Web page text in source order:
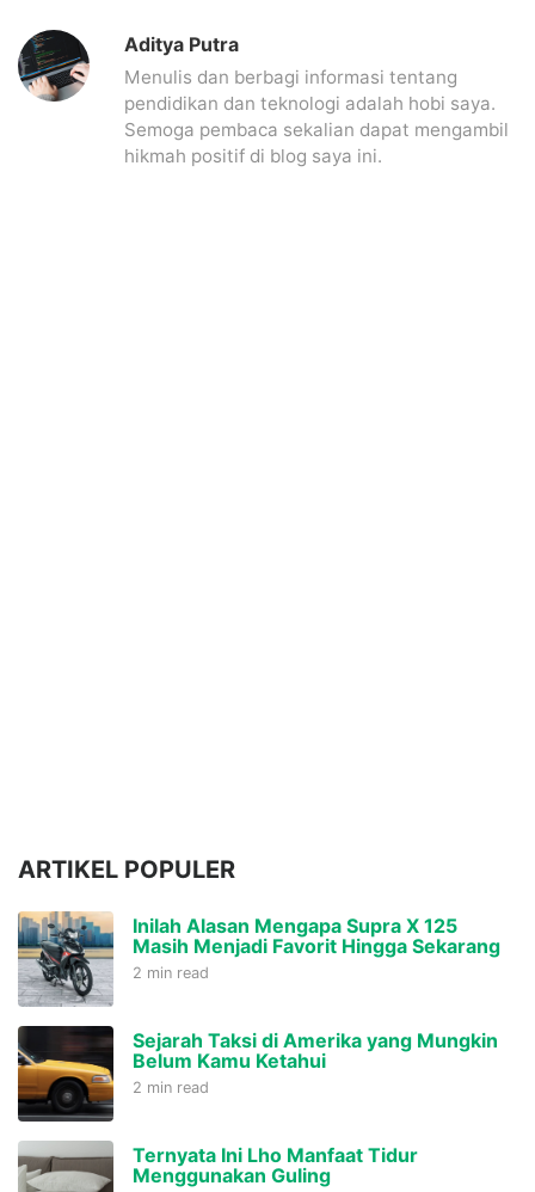
Aditya Putra
Menulis dan berbagi informasi tentang
pendidikan dan teknologi adalah hobi saya.
Semoga pembaca sekalian dapat mengambil
hikmah positif di blog saya ini.
ARTIKEL POPULER
Inilah Alasan Mengapa Supra X 125
Masih Menjadi Favorit Hingga Sekarang
2 min read
Sejarah Taksi di Amerika yang Mungkin
Belum Kamu Ketahui
2 min read
Ternyata Ini Lho Manfaat Tidur
Menggunakan Guling